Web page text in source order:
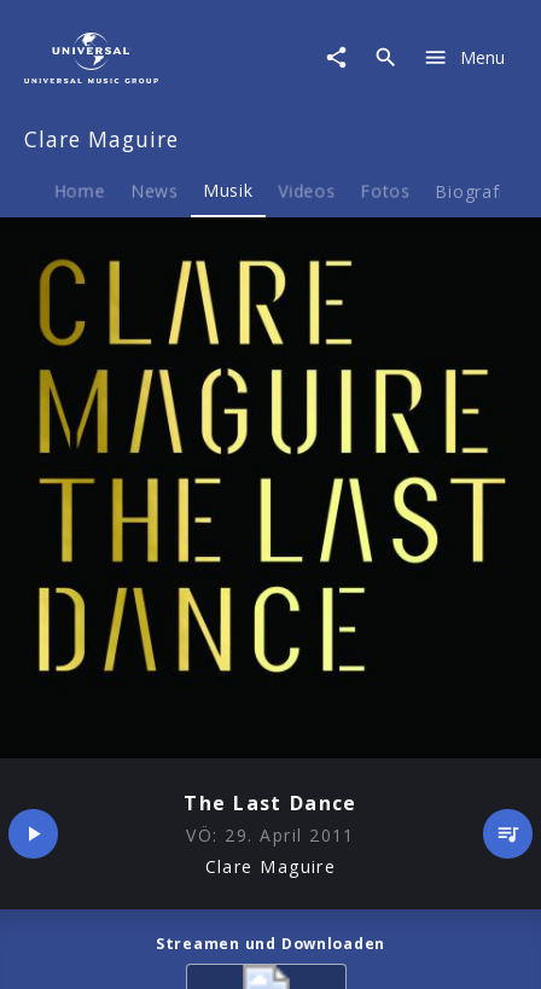
Musik
The
Menu
Clare Maguire
Home News Musik Videos Fotos Biografie
The Last Dance
VÖ: 29. April 2011
Clare Maguire
Streamen und Downloaden